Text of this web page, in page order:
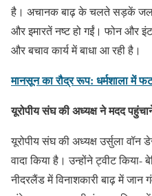
है। अचानक बाढ़ के चलते सड़कें
और इमारतें नष्ट हो गईं। फोन और
और बचाव कार्य में बाधा आ रही है।
मानसून का रौद्र रूप: धर्मशाला में
यूरोपीय संघ की अध्यक्ष ने मदद
यूरोपीय संघ की अध्यक्ष उर्सुला वॉन
वादा किया है। उन्होंने ट्वीट किया-
नीदरलैंड में विनाशकारी बाढ़ में जान